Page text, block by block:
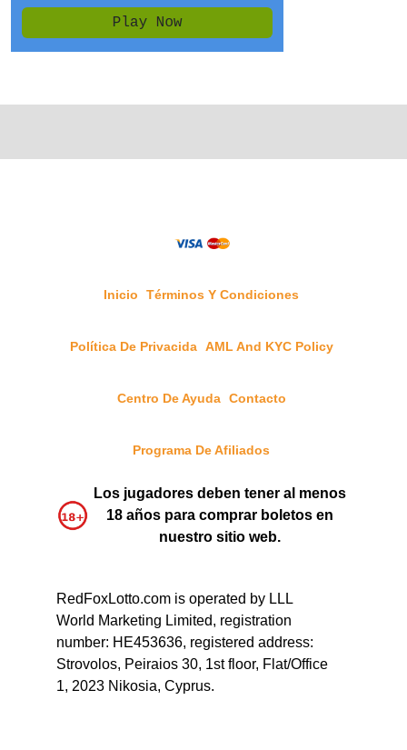
Inicio Términos Y Condiciones
Política De Privacida AML And KYC Policy
Centro De Ayuda Contacto
Programa De Afiliados
Los jugadores deben tener al menos
18 años para comprar boletos en
nuestro sitio web.
RedFoxLotto.com is operated by LLL
World Marketing Limited, registration
number: HE453636, registered address:
Strovolos, Peiraios 30, 1st floor, Flat/Office
1, 2023 Nikosia, Cyprus.